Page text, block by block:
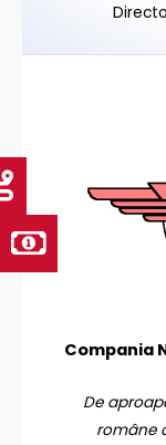
Compania
De
române